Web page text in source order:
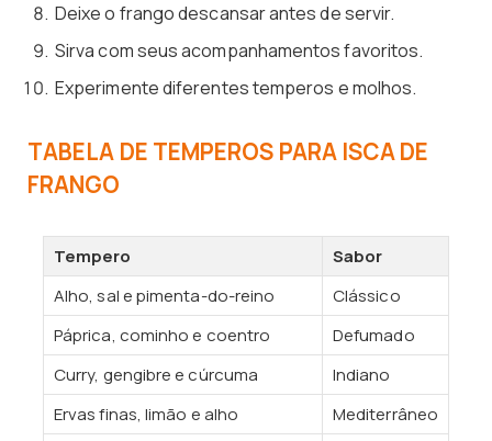
Deixe o frango descansar antes de servir.
Sirva com seus acompanhamentos favoritos.
Experimente diferentes temperos e molhos.
TABELA DE TEMPEROS PARA ISCA DE
FRANGO
Tempero
Sabor
Alho, sal e pimenta-do-reino
Clássico
Páprica, cominho e coentro
Defumado
Curry, gengibre e cúrcuma
Indiano
Ervas finas, limão e alho
Mediterrâneo